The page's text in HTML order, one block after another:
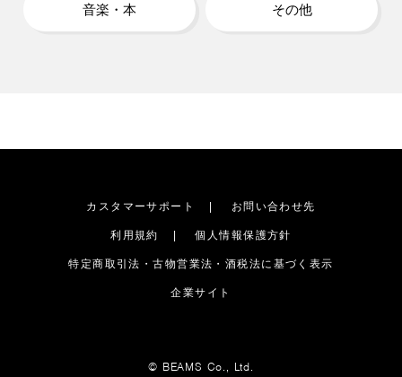
音楽・本 その他
カスタマーサポート お問い合わせ先
利用規約 個人情報保護方針
特定商取引法・古物営業法・酒税法に基づく表示
企業サイト
© BEAMS Co., Ltd.